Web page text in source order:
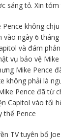
sáng tỏ. Xin
không
ngày 6
và đám
vụ bảo vệ
Mike Pence
không phải là
Pence đã từ
Capitol vào tối
thế Pence
TV tuyên bố